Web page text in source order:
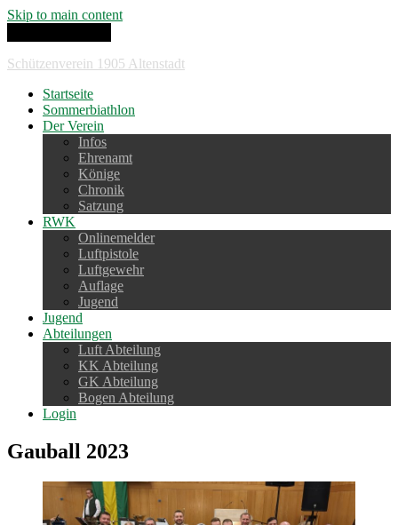
Skip to main content
Schützenverein 1905 Altenstadt
Startseite
Sommerbiathlon
Der Verein
Infos
Ehrenamt
Könige
Chronik
Satzung
RWK
Onlinemelder
Luftpistole
Luftgewehr
Auflage
Jugend
Jugend
Abteilungen
Luft Abteilung
KK Abteilung
GK Abteilung
Bogen Abteilung
Login
Gauball 2023